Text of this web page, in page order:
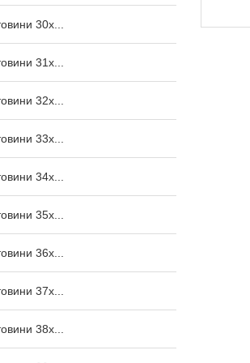
30x...
31x...
32x...
33x...
34x...
35x...
36x...
37x...
38x...